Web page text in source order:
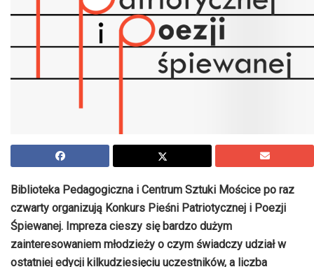
Biblioteka Pedagogiczna i Centrum Sztuki Mościce po raz
czwarty organizują Konkurs Pieśni Patriotycznej i Poezji
Śpiewanej. Impreza cieszy się bardzo dużym
zainteresowaniem młodzieży o czym świadczy udział w
ostatniej edycji kilkudziesięciu uczestników, a liczba